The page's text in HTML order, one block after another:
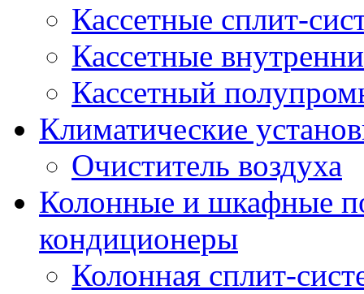
Кассетные сплит-
Кассетные
Кассетный
Климатические
Очиститель воздуха
Колонные и шкафные
кондиционеры
Колонная сплит-